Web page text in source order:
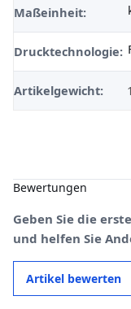
Maßeinheit:
Drucktechnologie:
Artikelgewicht:
Bewertungen
Geben Sie die
und helfen Sie
Artikel bewerten